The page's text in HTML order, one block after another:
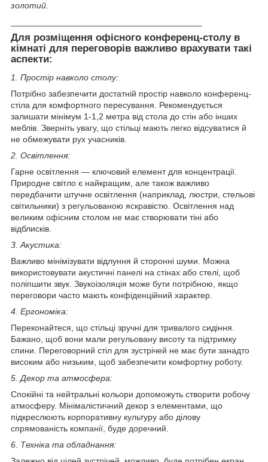
золотий.
Для розміщення офісного конференц-столу в
кімнаті для переговорів важливо врахувати такі
аспекти:
1. Простір навколо столу:
Потрібно забезпечити достатній простір навколо конференц-
стіла для комфортного пересування. Рекомендується
залишати мінімум 1-1,2 метра від стола до стін або інших
меблів. Зверніть увагу, що стільці мають легко відсуватися й
не обмежувати рух учасників.
2. Освітлення:
Гарне освітлення — ключовий елемент для концентрації.
Природне світло є найкращим, але також важливо
передбачити штучне освітлення (наприклад, люстри, стельові
світильники) з регульованою яскравістю. Освітлення над
великим офісним столом не має створювати тіні або
відблисків.
3. Акустика:
Важливо мінімізувати відлуння й сторонні шуми. Можна
використовувати акустичні панелі на стінах або стелі, щоб
поліпшити звук. Звукоізоляція може бути потрібною, якщо
переговори часто мають конфіденційний характер.
4. Ергономіка:
Переконайтеся, що стільці зручні для тривалого сидіння.
Бажано, щоб вони мали регульовану висоту та підтримку
спини. Переговорний стіл для зустрічей не має бути занадто
високим або низьким, щоб забезпечити комфортну роботу.
5. Декор та атмосфера:
Спокійні та нейтральні кольори допоможуть створити робочу
атмосферу. Мінімалістичний декор з елементами, що
підкреслюють корпоративну культуру або ділову
спрямованість компанії, буде доречний.
6. Техніка та обладнання: